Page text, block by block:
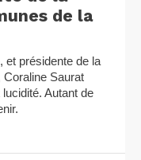
de la
et présidente de la
Coraline Saurat
Autant de